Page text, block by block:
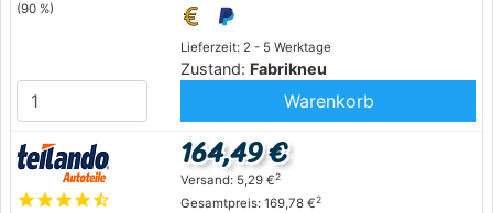
(90 %)
Lieferzeit: 2 - 5 Werktage
Zustand: Fabrikneu
Warenkorb
starstarstarstarstar_half
164,49 €
Versand: 5,29 €2
Gesamtpreis: 169,78 €2